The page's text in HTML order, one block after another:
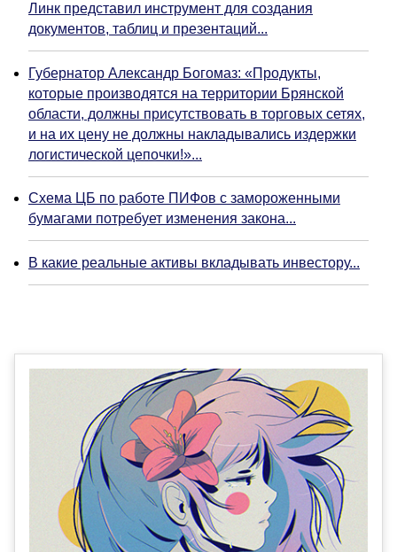
Линк представил инструмент для создания
документов, таблиц и презентаций...
Губернатор Александр Богомаз: «Продукты,
которые производятся на территории Брянской
области, должны присутствовать в торговых сетях,
и на их цену не должны накладывались издержки
логистической цепочки!»...
Схема ЦБ по работе ПИФов с замороженными
бумагами потребует изменения закона...
В какие реальные активы вкладывать инвестору...